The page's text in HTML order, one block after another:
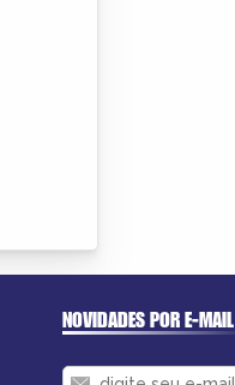
NOVIDADES POR E-MAIL